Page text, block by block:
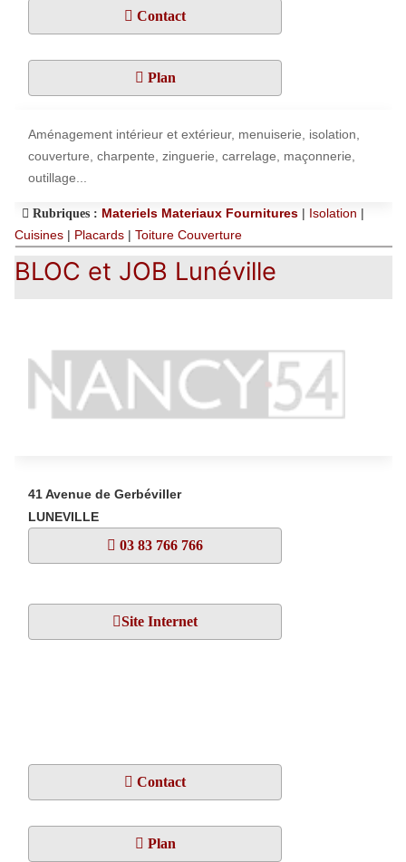
Contact
Plan
Aménagement intérieur et extérieur, menuiserie, isolation,
couverture, charpente, zinguerie, carrelage, maçonnerie,
outillage...
Rubriques : Materiels Materiaux Fournitures | Isolation |
Cuisines | Placards | Toiture Couverture
BLOC et JOB Lunéville
41 Avenue de Gerbéviller
LUNEVILLE
03 83 766 766
Site Internet
Contact
Plan